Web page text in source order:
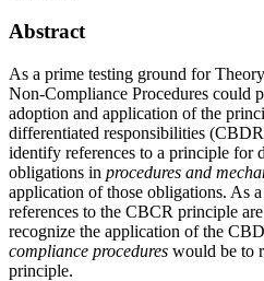
Abstract
As a prime testing ground for
Non-Compliance Procedures could
adoption and application of the
differentiated responsibilities
identify references to a principle for
obligations in procedures and
application of those obligations. As
references to the CBCR principle
recognize the application of the
compliance procedures would be to
principle.